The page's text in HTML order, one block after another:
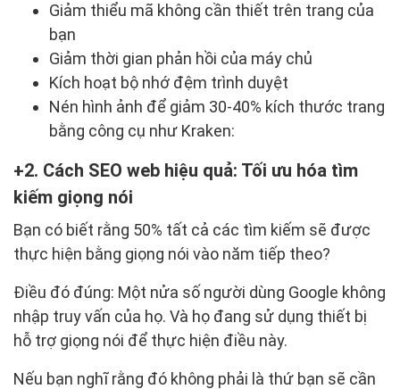
Giảm thiểu mã không cần thiết trên trang của
bạn
Giảm thời gian phản hồi của máy chủ
Kích hoạt bộ nhớ đệm trình duyệt
Nén hình ảnh để giảm 30-40% kích thước trang
bằng công cụ như Kraken:
2. Cách SEO web hiệu quả: Tối ưu hóa tìm
kiếm giọng nói
Bạn có biết rằng 50% tất cả các tìm kiếm sẽ được
thực hiện bằng giọng nói vào năm tiếp theo?
Điều đó đúng: Một nửa số người dùng Google không
nhập truy vấn của họ. Và họ đang sử dụng thiết bị
hỗ trợ giọng nói để thực hiện điều này.
Nếu bạn nghĩ rằng đó không phải là thứ bạn sẽ cần